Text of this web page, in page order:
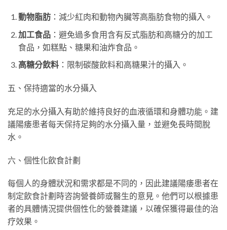
動物脂肪：減少紅肉和動物內臟等高脂肪食物的攝入。
加工食品：避免過多食用含有反式脂肪和高糖分的加工
食品，如糕點、糖果和油炸食品。
高糖分飲料：限制碳酸飲料和高糖果汁的攝入。
五、保持適當的水分攝入
充足的水分攝入有助於維持良好的血液循環和身體功能。建
議陽痿患者每天保持足夠的水分攝入量，並避免長時間脫
水。
六、個性化飲食計劃
每個人的身體狀況和需求都是不同的，因此建議陽痿患者在
制定飲食計劃時咨詢營養師或醫生的意見。他們可以根據患
者的具體情況提供個性化的營養建議，以確保獲得最佳的治
疗效果。